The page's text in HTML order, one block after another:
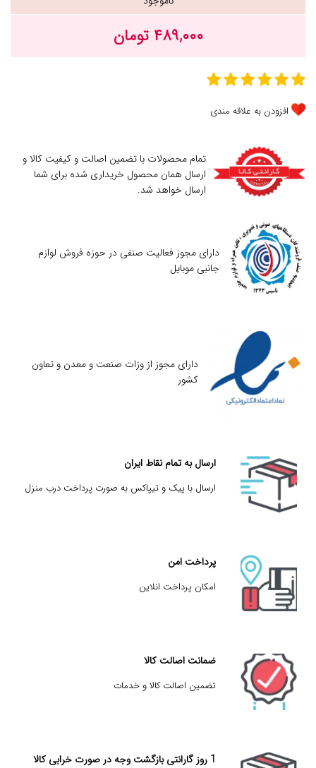
۴۸۹,۰۰۰ تومان
افزودن به علاقه مندی
تمام محصولات با تضمین اصالت و کیفیت کالا و
ارسال همان محصول خریداری شده برای شما
ارسال خواهد شد.
دارای مجوز فعالیت صنفی در حوزه فروش لوازم
جانبی موبایل
دارای مجوز از وزات صنعت و معدن و تعاون
کشور
ارسال به تمام نقاط ایران
ارسال با پیک و تیپاکس به صورت پرداخت درب منزل
پرداخت امن
امکان پرداخت انلاین
ضمانت اصالت کالا
تضمین اصالت کالا و خدمات
1 روز گارانتی بازگشت وجه در صورت خرابی کالا